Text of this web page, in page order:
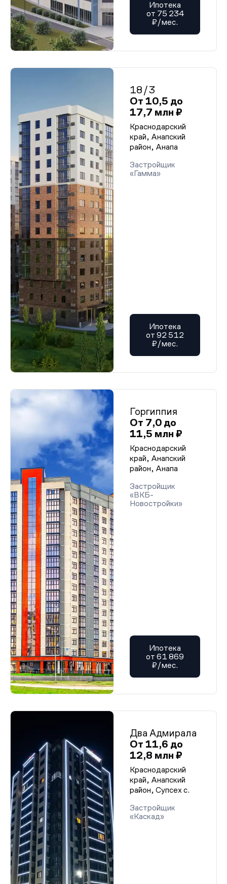
Ипотека
от 75 234
₽/мес.
18/3
От 10,5 до
17,7 млн ₽
Краснодарский
край, Анапский
район, Анапа
Застройщик
«Гамма»
Ипотека
от 92 512
₽/мес.
Горгиппия
От 7,0 до
11,5 млн ₽
Краснодарский
край, Анапский
район, Анапа
Застройщик
«ВКБ-
Новостройки»
Ипотека
от 61 869
₽/мес.
Два Адмирала
От 11,6 до
12,8 млн ₽
Краснодарский
край, Анапский
район, Супсех с.
Застройщик
«Каскад»